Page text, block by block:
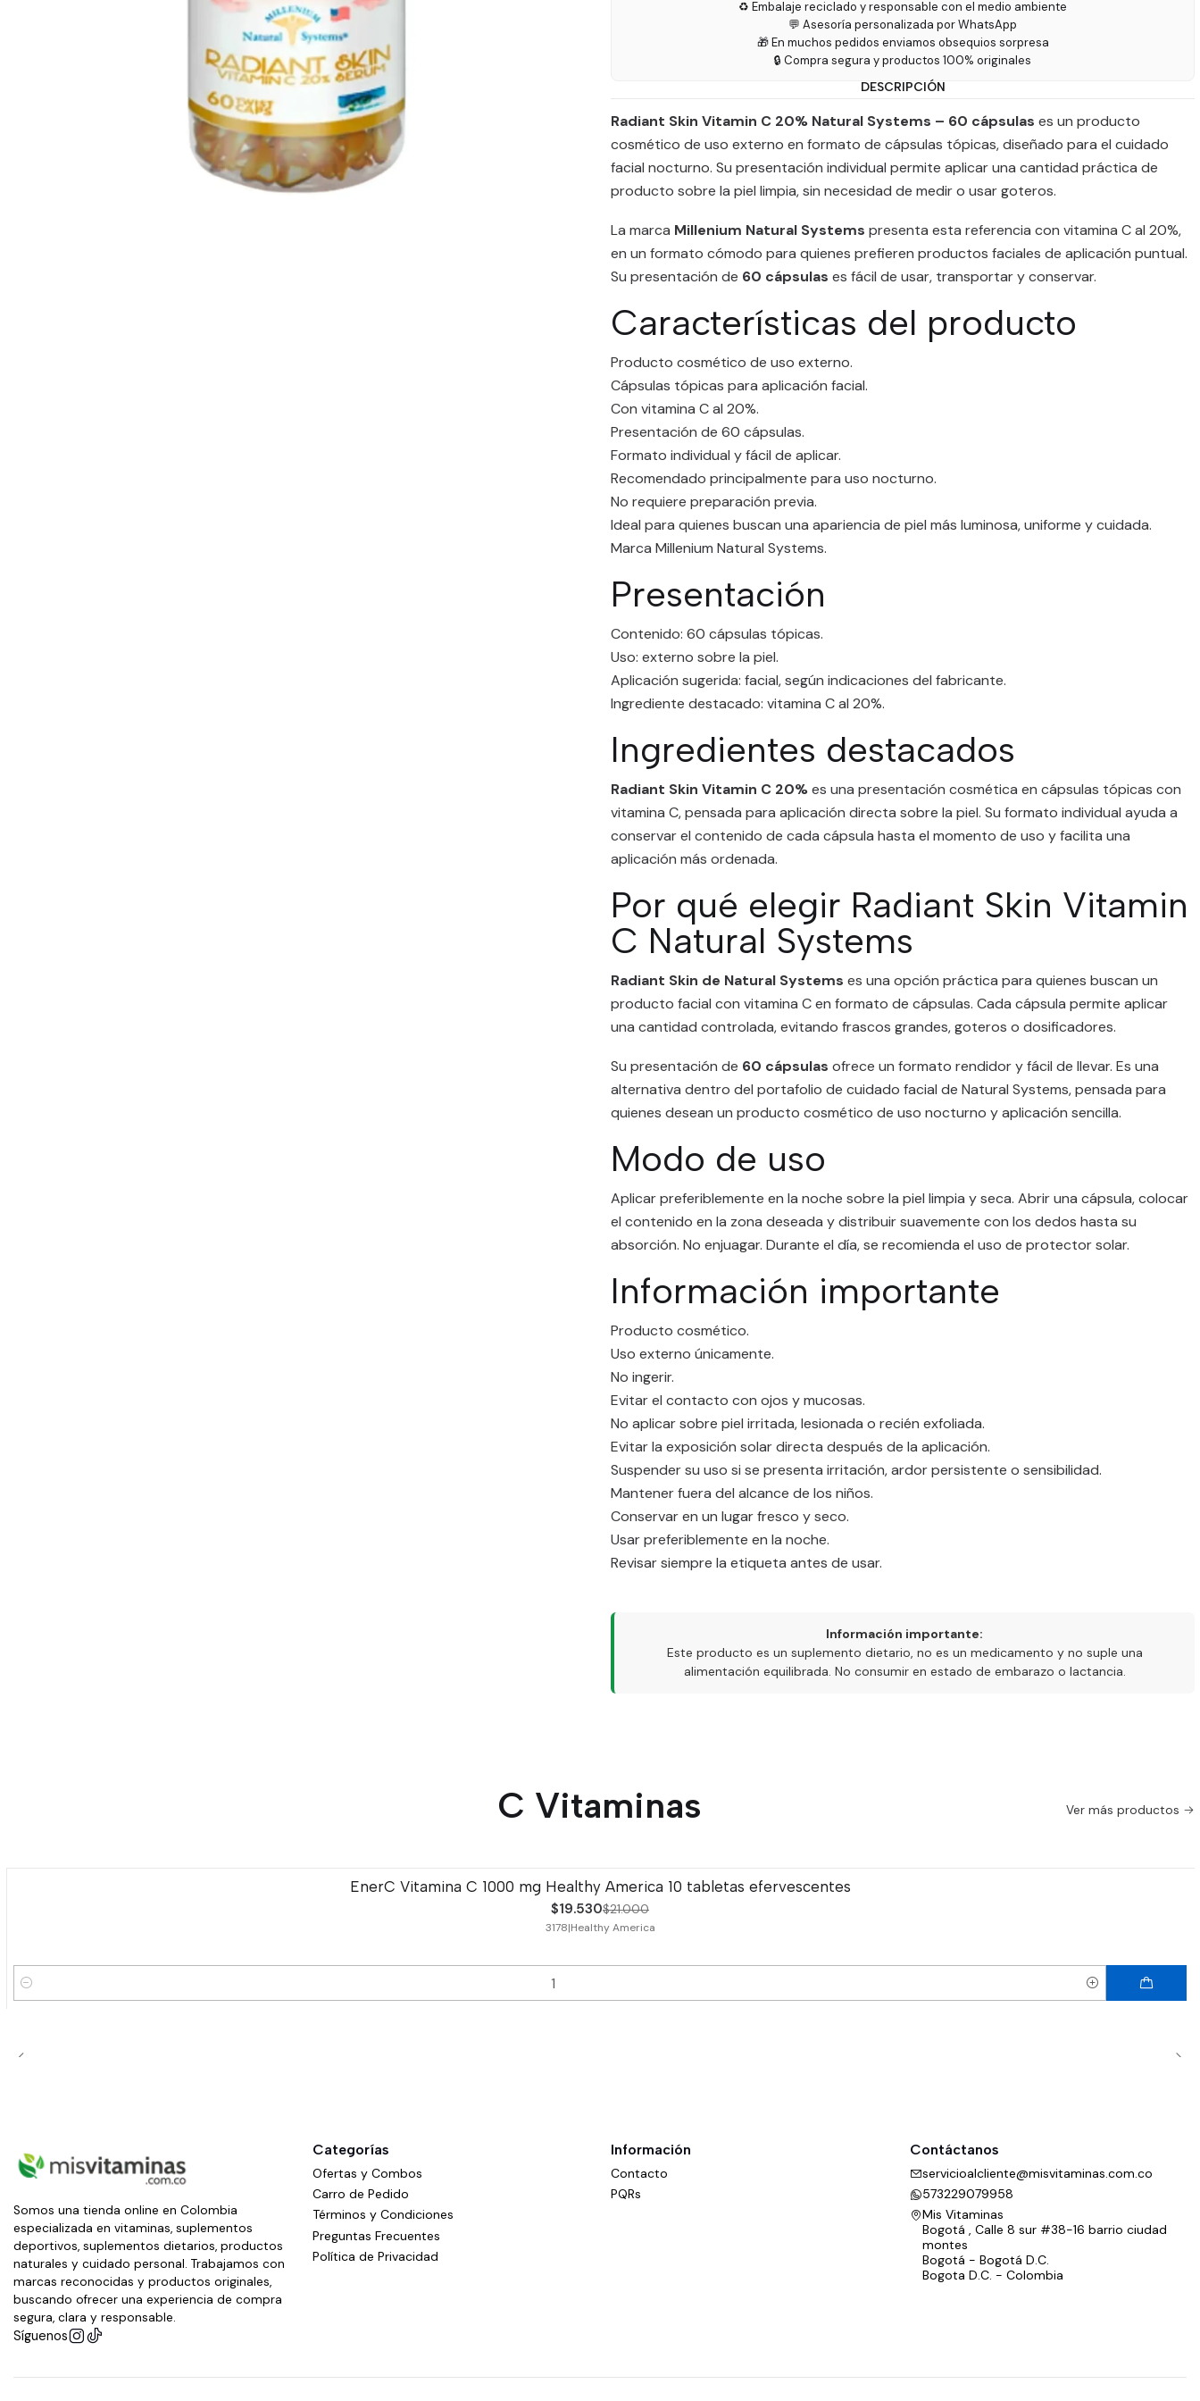
♻️ Embalaje reciclado y responsable con el medio ambiente
💬 Asesoría personalizada por WhatsApp
🎁 En muchos pedidos enviamos obsequios sorpresa
🔒 Compra segura y productos 100% originales
DESCRIPCIÓN
Radiant Skin Vitamin C 20% Natural Systems – 60 cápsulas es un producto
cosmético de uso externo en formato de cápsulas tópicas, diseñado para el cuidado
facial nocturno. Su presentación individual permite aplicar una cantidad práctica de
producto sobre la piel limpia, sin necesidad de medir o usar goteros.
La marca Millenium Natural Systems presenta esta referencia con vitamina C al 20%,
en un formato cómodo para quienes prefieren productos faciales de aplicación puntual.
Su presentación de 60 cápsulas es fácil de usar, transportar y conservar.
Características del producto
Producto cosmético de uso externo.
Cápsulas tópicas para aplicación facial.
Con vitamina C al 20%.
Presentación de 60 cápsulas.
Formato individual y fácil de aplicar.
Recomendado principalmente para uso nocturno.
No requiere preparación previa.
Ideal para quienes buscan una apariencia de piel más luminosa, uniforme y cuidada.
Marca Millenium Natural Systems.
Presentación
Contenido: 60 cápsulas tópicas.
Uso: externo sobre la piel.
Aplicación sugerida: facial, según indicaciones del fabricante.
Ingrediente destacado: vitamina C al 20%.
Ingredientes destacados
Radiant Skin Vitamin C 20%es una presentación cosmética en cápsulas tópicas con
vitamina C, pensada para aplicación directa sobre la piel. Su formato individual ayuda a
conservar el contenido de cada cápsula hasta el momento de uso y facilita una
aplicación más ordenada.
Por qué elegir Radiant Skin Vitamin
C Natural Systems
Radiant Skin de Natural Systems es una opción práctica para quienes buscan un
producto facial con vitamina C en formato de cápsulas. Cada cápsula permite aplicar
una cantidad controlada, evitando frascos grandes, goteros o dosificadores.
Su presentación de 60 cápsulas ofrece un formato rendidor y fácil de llevar. Es una
alternativa dentro del portafolio de cuidado facial de Natural Systems, pensada para
quienes desean un producto cosmético de uso nocturno y aplicación sencilla.
Modo de uso
Aplicar preferiblemente en la noche sobre la piel limpia y seca. Abrir una cápsula, colocar
el contenido en la zona deseada y distribuir suavemente con los dedos hasta su
absorción. No enjuagar. Durante el día, se recomienda el uso de protector solar.
Información importante
Producto cosmético.
Uso externo únicamente.
No ingerir.
Evitar el contacto con ojos y mucosas.
No aplicar sobre piel irritada, lesionada o recién exfoliada.
Evitar la exposición solar directa después de la aplicación.
Suspender su uso si se presenta irritación, ardor persistente o sensibilidad.
Mantener fuera del alcance de los niños.
Conservar en un lugar fresco y seco.
Usar preferiblemente en la noche.
Revisar siempre la etiqueta antes de usar.
Información importante:
Este producto es un suplemento dietario, no es un medicamento y no suple una
alimentación equilibrada. No consumir en estado de embarazo o lactancia.
C Vitaminas Ver más productos
EnerC Vitamina C 1000 mg Healthy America 10 tabletas efervescentes
$19.530$21.000
3178|Healthy America
Cantidad
Somos una tienda online en Colombia
especializada en vitaminas, suplementos
deportivos, suplementos dietarios, productos
naturales y cuidado personal. Trabajamos con
marcas reconocidas y productos originales,
buscando ofrecer una experiencia de compra
segura, clara y responsable.
Síguenos
Categorías
Ofertas y Combos
Carro de Pedido
Términos y Condiciones
Preguntas Frecuentes
Política de Privacidad
Información
Contacto
PQRs
Contáctanos
servicioalcliente@misvitaminas.com.co
573229079958
Mis Vitaminas
Bogotá , Calle 8 sur #38-16 barrio ciudad
montes
Bogotá - Bogotá D.C.
Bogota D.C. - Colombia